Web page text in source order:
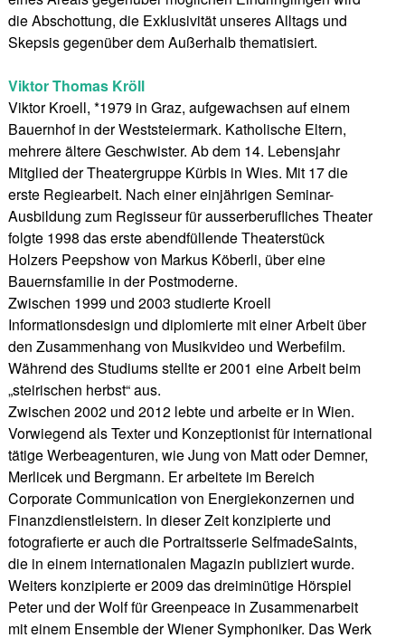
die Abschottung, die Exklusivität unseres Alltags und
Skepsis gegenüber dem Außerhalb thematisiert.
Viktor Thomas Kröll
Viktor Kroell, *1979 in Graz, aufgewachsen auf einem
Bauernhof in der Weststeiermark. Katholische Eltern,
mehrere ältere Geschwister. Ab dem 14. Lebensjahr
Mitglied der Theatergruppe Kürbis in Wies. Mit 17 die
erste Regiearbeit. Nach einer einjährigen Seminar-
Ausbildung zum Regisseur für ausserberufliches Theater
folgte 1998 das erste abendfüllende Theaterstück
Holzers Peepshow von Markus Köberli, über eine
Bauernsfamilie in der Postmoderne.
Zwischen 1999 und 2003 studierte Kroell
Informationsdesign und diplomierte mit einer Arbeit über
den Zusammenhang von Musikvideo und Werbefilm.
Während des Studiums stellte er 2001 eine Arbeit beim
„steirischen herbst“ aus.
Zwischen 2002 und 2012 lebte und arbeite er in Wien.
Vorwiegend als Texter und Konzeptionist für international
tätige Werbeagenturen, wie Jung von Matt oder Demner,
Merlicek und Bergmann. Er arbeitete im Bereich
Corporate Communication von Energiekonzernen und
Finanzdienstleistern. In dieser Zeit konzipierte und
fotografierte er auch die Portraitsserie SelfmadeSaints,
die in einem internationalen Magazin publiziert wurde.
Weiters konzipierte er 2009 das dreiminütige Hörspiel
Peter und der Wolf für Greenpeace in Zusammenarbeit
mit einem Ensemble der Wiener Symphoniker. Das Werk